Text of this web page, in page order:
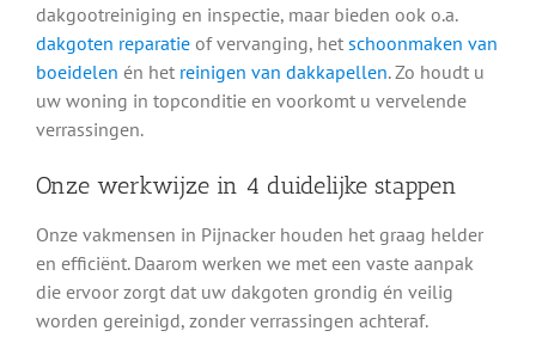
dakgootreiniging en inspectie, maar bieden ook o.a.
dakgoten reparatieof vervanging, het schoonmaken van
boeidelen én het reinigen van dakkapellen. Zo houdt u
uw woning in topconditie en voorkomt u vervelende
verrassingen.
Onze werkwijze in 4 duidelijke stappen
Onze vakmensen in Pijnacker houden het graag helder
en efficiënt. Daarom werken we met een vaste aanpak
die ervoor zorgt dat uw dakgoten grondig én veilig
worden gereinigd, zonder verrassingen achteraf.